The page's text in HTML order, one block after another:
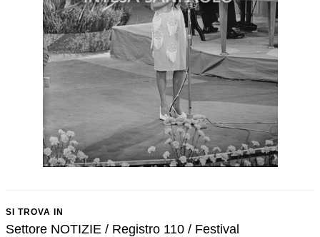
SI TROVA IN
Settore NOTIZIE / Registro 110 / Festival